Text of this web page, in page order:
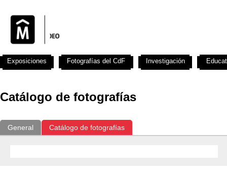
Catálogo de fotografías
General Catálogo de fotografías
Exposiciones Fotografías del CdF Investigación